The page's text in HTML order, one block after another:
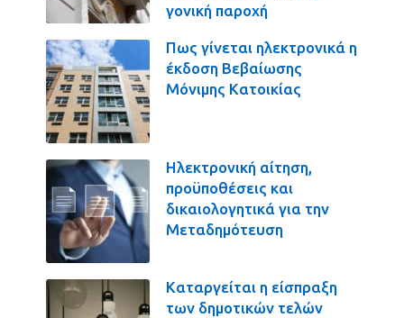
γονική παροχή
Πως γίνεται ηλεκτρονικά η
έκδοση Βεβαίωσης
Μόνιμης Κατοικίας
Ηλεκτρονική αίτηση,
προϋποθέσεις και
δικαιολογητικά για την
Μεταδημότευση
Καταργείται η είσπραξη
των δημοτικών τελών